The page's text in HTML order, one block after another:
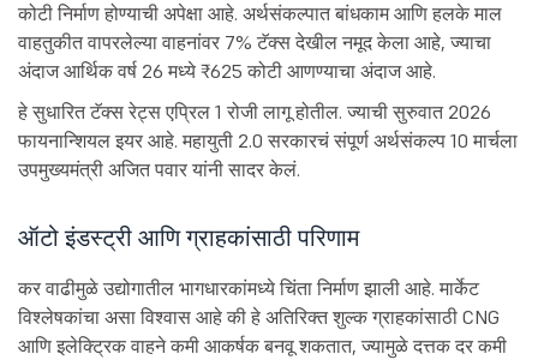
कोटी निर्माण होण्याची अपेक्षा आहे. अर्थसंकल्पात बांधकाम आणि हलके माल
वाहतुकीत वापरलेल्या वाहनांवर 7% टॅक्स देखील नमूद केला आहे, ज्याचा
अंदाज आर्थिक वर्ष 26 मध्ये ₹625 कोटी आणण्याचा अंदाज आहे.
हे सुधारित टॅक्स रेट्स एप्रिल 1 रोजी लागू होतील. ज्याची सुरुवात 2026
फायनान्शियल इयर आहे. महायुती 2.0 सरकारचं संपूर्ण अर्थसंकल्प 10 मार्चला
उपमुख्यमंत्री अजित पवार यांनी सादर केलं.
ऑटो इंडस्ट्री आणि ग्राहकांसाठी परिणाम
कर वाढीमुळे उद्योगातील भागधारकांमध्ये चिंता निर्माण झाली आहे. मार्केट
विश्लेषकांचा असा विश्वास आहे की हे अतिरिक्त शुल्क ग्राहकांसाठी CNG
आणि इलेक्ट्रिक वाहने कमी आकर्षक बनवू शकतात, ज्यामुळे दत्तक दर कमी